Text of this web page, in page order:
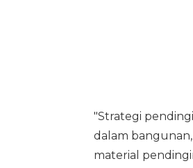
"Strategi
dalam
material